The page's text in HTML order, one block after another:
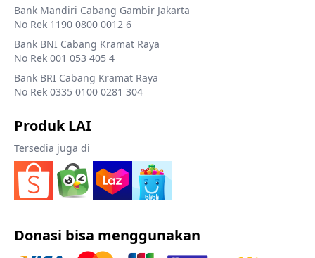
Bank Mandiri Cabang Gambir Jakarta
No Rek 1190 0800 0012 6
Bank BNI Cabang Kramat Raya
No Rek 001 053 405 4
Bank BRI Cabang Kramat Raya
No Rek 0335 0100 0281 304
Produk LAI
Tersedia juga di
Donasi bisa menggunakan